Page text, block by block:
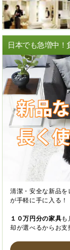
日本でも急増中！
清潔・安全な新品
が手軽に手に入る！
１０万円分の家具も
却が選べるからお支